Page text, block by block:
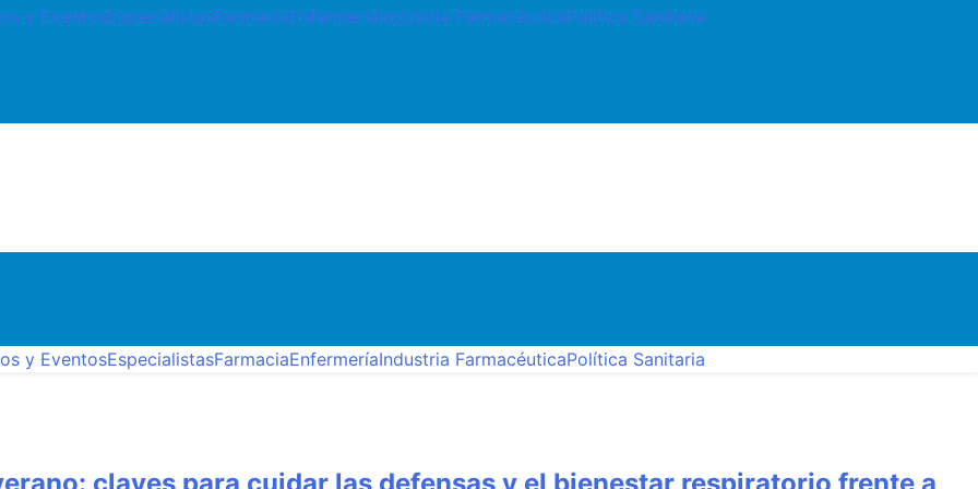
y EventosEspecialistasFarmaciaEnfermeríaIndustria FarmacéuticaPolítica Sanitaria
y EventosEspecialistasFarmaciaEnfermeríaIndustria FarmacéuticaPolítica Sanitaria